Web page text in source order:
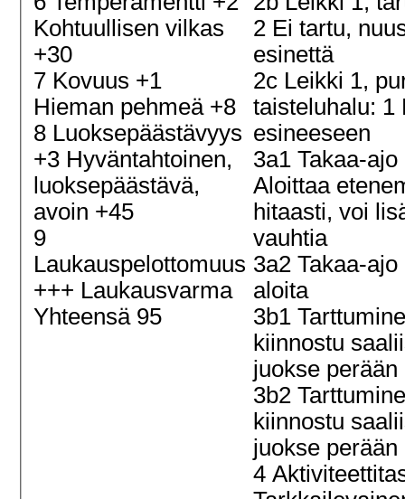
Kohtuullisen vilkas
+30
7 Kovuus +1
Hieman pehmeä +8
8 Luoksepäästävyys
+3 Hyväntahtoinen,
luoksepäästävä,
avoin +45
9
Laukauspelottomuus
+++ Laukausvarma
Yhteensä 95
2 Ei tartu,
esinettä
2c Leikki 1,
taisteluhalu: 1
esineeseen
3a1 Takaa-ajo
Aloittaa
hitaasti, voi
vauhtia
3a2 Takaa-ajo
aloita
3b1
kiinnostu
juokse perään
3b2
kiinnostu
juokse perään
4